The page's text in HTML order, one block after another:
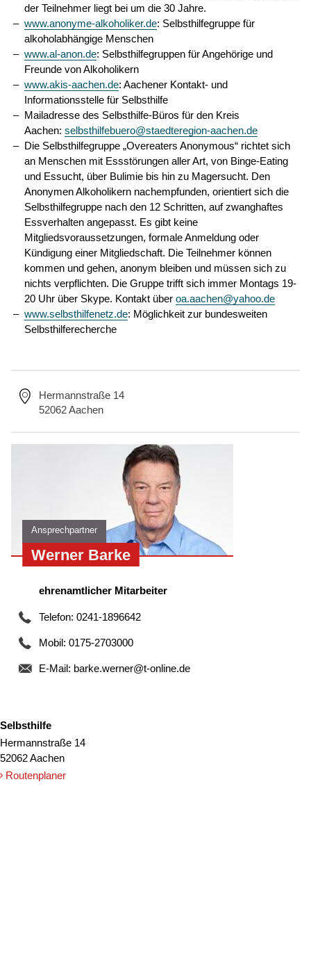
der Teilnehmer liegt bei um die 30 Jahre.
www.anonyme-alkoholiker.de: Selbsthilfegruppe für
alkoholabhängige Menschen
www.al-anon.de: Selbsthilfegruppen für Angehörige und
Freunde von Alkoholikern
www.akis-aachen.de: Aachener Kontakt- und
Informationsstelle für Selbsthilfe
Mailadresse des Selbsthilfe-Büros für den Kreis
Aachen:selbsthilfebuero@staedteregion-aachen.de
Die Selbsthilfegruppe „Overeaters Anonymous“ richtet sich
an Menschen mit Essstörungen aller Art, von Binge-Eating
und Essucht, über Bulimie bis hin zu Magersucht. Den
Anonymen Alkoholikern nachempfunden, orientiert sich die
Selbsthilfegruppe nach den 12 Schritten, auf zwanghaftes
Essverhalten angepasst. Es gibt keine
Mitgliedsvoraussetzungen, formale Anmeldung oder
Kündigung einer Mitgliedschaft. Die Teilnehmer können
kommen und gehen, anonym bleiben und müssen sich zu
nichts verpflichten. Die Gruppe trifft sich immer Montags 19-
20 Uhr über Skype. Kontakt überoa.aachen@yahoo.de
www.selbsthilfenetz.de: Möglichkeit zur bundesweiten
Selbsthilferecherche
Hermannstraße 14
52062 Aachen
Ansprechpartner
Werner Barke
ehrenamtlicher Mitarbeiter
Telefon: 0241-1896642
Mobil: 0175-2703000
E-Mail: barke.werner@t-online.de
Selbsthilfe
Hermannstraße 14
52062 Aachen
Routenplaner